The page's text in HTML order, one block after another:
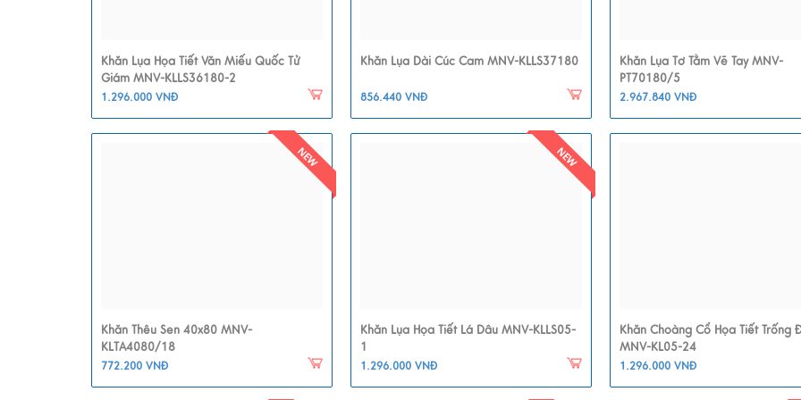
Khăn Lụa Họa Tiết Văn Miếu Quốc Tử
Giám MNV-KLLS36180-2
1.296.000 VNĐ
Khăn Lụa Dài Cúc Cam MNV-KLLS37180
856.440 VNĐ
Khăn Lụa Tơ Tằm Vẽ Tay MNV-
PT70180/5
2.967.840 VNĐ
Khăn Thêu Sen 40x80 MNV-
KLTA4080/18
772.200 VNĐ
Khăn Lụa Họa Tiết Lá Dâu MNV-KLLS05-
1
1.296.000 VNĐ
Khăn Choàng Cổ Họa Tiết Trống
MNV-KL05-24
1.296.000 VNĐ